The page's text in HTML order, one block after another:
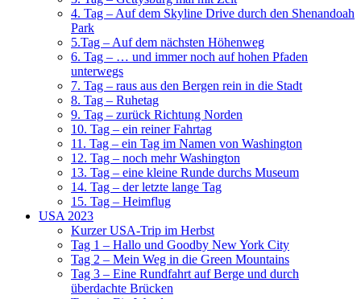
4. Tag – Auf dem Skyline Drive durch den Shenandoah
Park
5.Tag – Auf dem nächsten Höhenweg
6. Tag – … und immer noch auf hohen Pfaden
unterwegs
7. Tag – raus aus den Bergen rein in die Stadt
8. Tag – Ruhetag
9. Tag – zurück Richtung Norden
10. Tag – ein reiner Fahrtag
11. Tag – ein Tag im Namen von Washington
12. Tag – noch mehr Washington
13. Tag – eine kleine Runde durchs Museum
14. Tag – der letzte lange Tag
15. Tag – Heimflug
USA 2023
Kurzer USA-Trip im Herbst
Tag 1 – Hallo und Goodby New York City
Tag 2 – Mein Weg in die Green Mountains
Tag 3 – Eine Rundfahrt auf Berge und durch
überdachte Brücken